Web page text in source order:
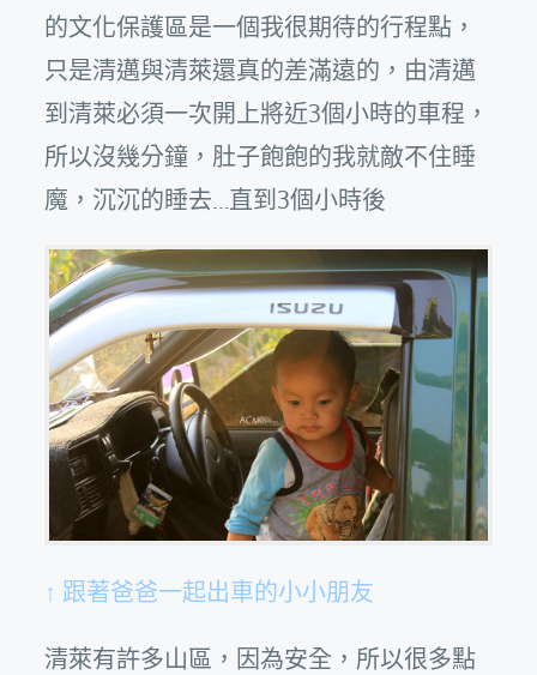
的文化保護區是一個我很期待的行程點，
只是清邁與清萊還真的差滿遠的，由清邁
到清萊必須一次開上將近3個小時的車程，
所以沒幾分鐘，肚子飽飽的我就敵不住睡
魔，沉沉的睡去…直到3個小時後
↑ 跟著爸爸一起出車的小小朋友
清萊有許多山區，因為安全，所以很多點